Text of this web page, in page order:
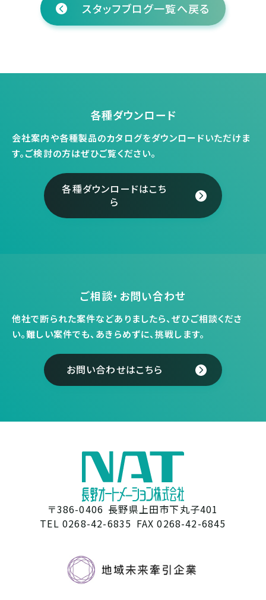
スタッフブログ一覧へ戻る
各種ダウンロード
会社案内や各種製品のカタログをダウンロードいただけま
す。ご検討の方はぜひご覧ください。
各種ダウンロードはこち
ら
ご相談・お問い合わせ
他社で断られた案件などありましたら、ぜひご相談くださ
い。難しい案件でも、あきらめずに、挑戦します。
お問い合わせはこちら
〒386-0406 長野県上田市下丸子401
TEL 0268-42-6835 FAX 0268-42-6845